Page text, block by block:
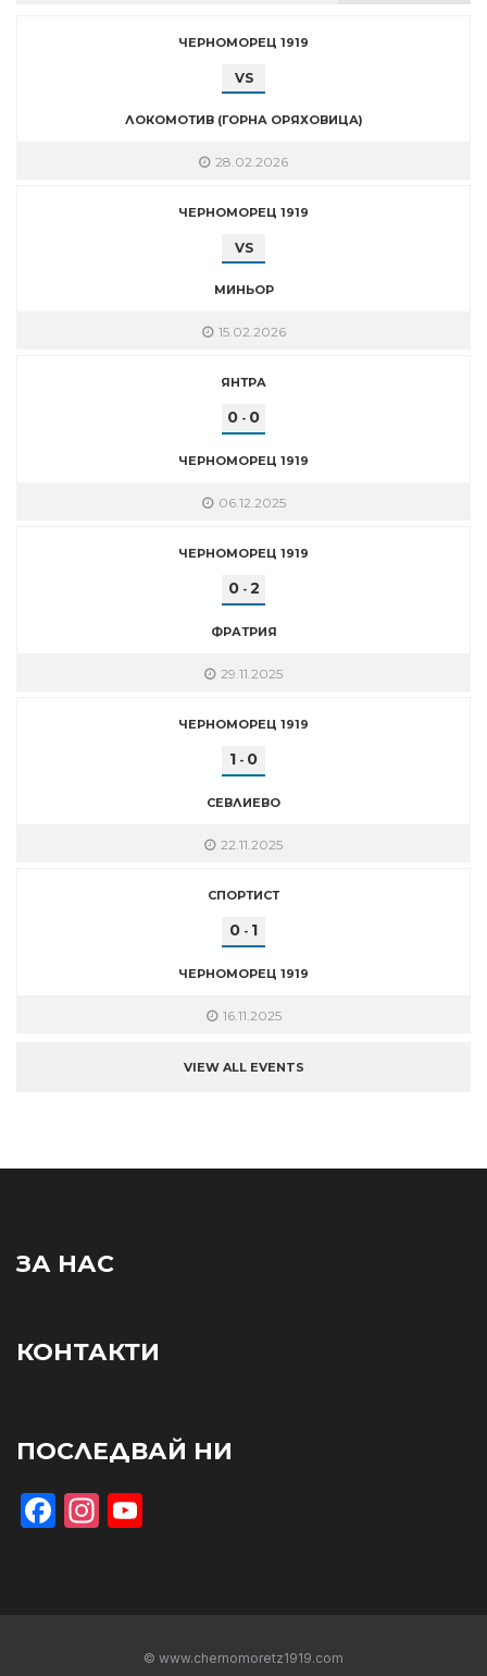
ЧЕРНОМОРЕЦ 1919
VS
ЛОКОМОТИВ (ГОРНА ОРЯХОВИЦА)
28.02.2026
ЧЕРНОМОРЕЦ 1919
VS
МИНЬОР
15.02.2026
ЯНТРА
0 - 0
ЧЕРНОМОРЕЦ 1919
06.12.2025
ЧЕРНОМОРЕЦ 1919
0- 2
ФРАТРИЯ
29.11.2025
ЧЕРНОМОРЕЦ 1919
1 - 0
СЕВЛИЕВО
22.11.2025
СПОРТИСТ
0 - 1
ЧЕРНОМОРЕЦ 1919
16.11.2025
VIEW ALL EVENTS
ЗА НАС
КОНТАКТИ
ПОСЛЕДВАЙ НИ
Facebook
Instagram
© www.chernomoretz1919.com